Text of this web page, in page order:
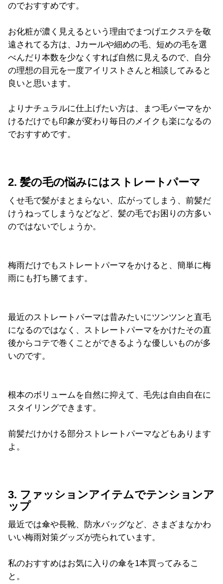
のでおすすめです。
お化粧が濃く見えるという理由でまつげエクステを敬
遠されてる方は、Jカールや細めの毛、短めの毛を選
べんだり本数を少なくすれば自然に見えるので、自分
の理想の目元を一度アイリストさんと相談してみると
良いと思います。
よりナチュラルに仕上げたい方は、まつ毛パーマをか
けるだけでも印象が変わり毎日のメイクも楽になるの
でおすすめです。
2. 髪の毛の悩みにはストレートパーマ
くせ毛で髪がまとまらない、広がってしまう、前髪だ
けうねってしまうなどなど、髪の毛でお困りの方多い
のではないでしょうか。
梅雨だけでもストレートパーマをかけると、簡単に梅
雨にも打ち勝てます。
最近のストレートパーマは昔みたいにツンツンと直毛
になるのではなく、ストレートパーマをかけたその直
後からコテで巻くことができるような優しいものが多
いのです。
根本のボリュームを自然に抑えて、毛先は自由自在に
スタイリングできます。
前髪だけかける部分ストレートパーマなどもあります
よ。
3. ファッションアイテムでテンションア
ップ
最近では傘や長靴、防水バッグなど、さまざまなかわ
いい梅雨対策グッズが売られています。
私のおすすめはお気に入りの傘を1本買ってみるこ
と。